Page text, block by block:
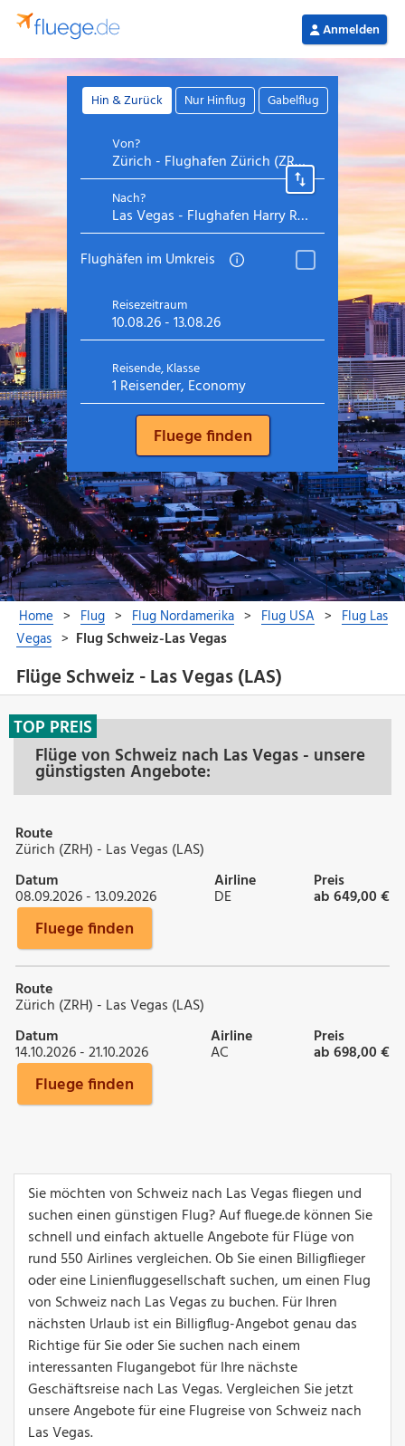
Flüge Schweiz - Las Vegas (LAS)
Flüge von Schweiz nach Las Vegas - unsere
günstigsten Angebote:
TOP PREIS
Route
Zürich (ZRH) - Las Vegas (LAS)
Datum
08.09.2026 - 13.09.2026
Airline
DE
Preis
ab 649,00 €
Fluege finden
Route
Zürich (ZRH) - Las Vegas (LAS)
Datum
14.10.2026 - 21.10.2026
Airline
AC
Preis
ab 698,00 €
Fluege finden
Sie möchten von Schweiz nach Las Vegas fliegen und
suchen einen günstigen Flug? Auf fluege.de können Sie
schnell und einfach aktuelle Angebote für Flüge von
rund 550 Airlines vergleichen. Ob Sie einen Billigflieger
oder eine Linienfluggesellschaft suchen, um einen Flug
von Schweiz nach Las Vegas zu buchen. Für Ihren
nächsten Urlaub ist ein Billigflug-Angebot genau das
Richtige für Sie oder Sie suchen nach einem
interessanten Flugangebot für Ihre nächste
Geschäftsreise nach Las Vegas. Vergleichen Sie jetzt
unsere Angebote für eine Flugreise von Schweiz nach
Las Vegas.